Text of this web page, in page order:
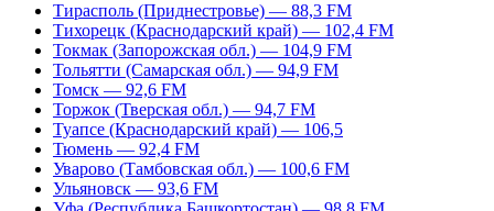
Тирасполь (Приднестровье) — 88,3 FM
Тихорецк (Краснодарский край) — 102,4 FM
Токмак (Запорожская обл.) — 104,9 FM
Тольятти (Самарская обл.) — 94,9 FM
Томск — 92,6 FM
Торжок (Тверская обл.) — 94,7 FM
Туапсе (Краснодарский край) — 106,5
Тюмень — 92,4 FM
Уварово (Тамбовская обл.) — 100,6 FM
Ульяновск — 93,6 FM